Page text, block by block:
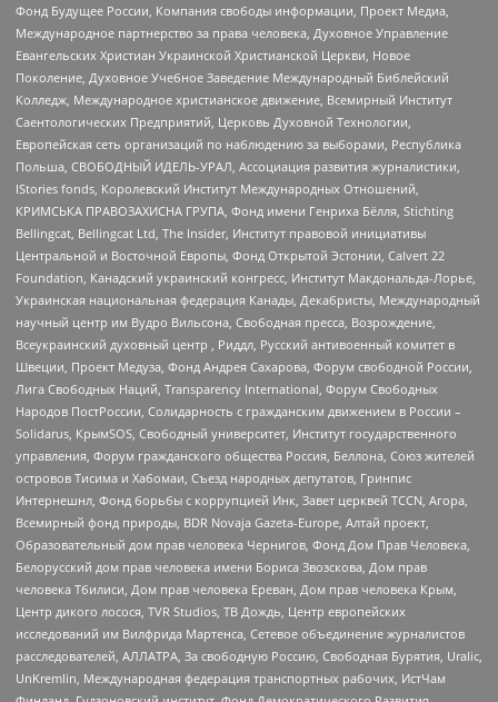
Фонд Будущее России, Компания свободы информации, Проект Медиа,
Международное партнерство за права человека, Духовное Управление
Евангельских Христиан Украинской Христианской Церкви, Новое
Поколение, Духовное Учебное Заведение Международный Библейский
Колледж, Международное христианское движение, Всемирный Институт
Саентологических Предприятий, Церковь Духовной Технологии,
Европейская сеть организаций по наблюдению за выборами, Республика
Польша, СВОБОДНЫЙ ИДЕЛЬ-УРАЛ, Ассоциация развития журналистики,
IStories fonds, Королевский Институт Международных Отношений,
КРИМСЬКА ПРАВОЗАХИСНА ГРУПА, Фонд имени Генриха Бёлля, Stichting
Bellingcat, Bellingcat Ltd, The Insider, Институт правовой инициативы
Центральной и Восточной Европы, Фонд Открытой Эстонии, Calvert 22
Foundation, Канадский украинский конгресс, Институт Макдональда-Лорье,
Украинская национальная федерация Канады, Декабристы, Международный
научный центр им Вудро Вильсона, Свободная пресса, Возрождение,
Всеукраинский духовный центр , Риддл, Русский антивоенный комитет в
Швеции, Проект Медуза, Фонд Андрея Сахарова, Форум свободной России,
Лига Свободных Наций, Transparеncy International, Форум Свободных
Народов ПостРоссии, Солидарность с гражданским движением в России –
Solidarus, КрымSOS, Свободный университет, Институт государственного
управления, Форум гражданского общества Россия, Беллона, Союз жителей
островов Тисима и Хабомаи, Съезд народных депутатов, Гринпис
Интернешнл, Фонд борьбы с коррупцией Инк, Завет церквей TCCN, Агора,
Всемирный фонд природы, BDR Novaja Gazeta-Europe, Алтай проект,
Образовательный дом прав человека Чернигов, Фонд Дом Прав Человека,
Белорусский дом прав человека имени Бориса Звозскова, Дом прав
человека Тбилиси, Дом прав человека Ереван, Дом прав человека Крым,
Центр дикого лосося, TVR Studios, ТВ Дождь, Центр европейских
исследований им Вилфрида Мартенса, Сетевое объединение журналистов
расследователей, АЛЛАТРА, За свободную Россию, Свободная Бурятия, Uralic,
UnKremlin, Международная федерация транспортных рабочих, ИстЧам